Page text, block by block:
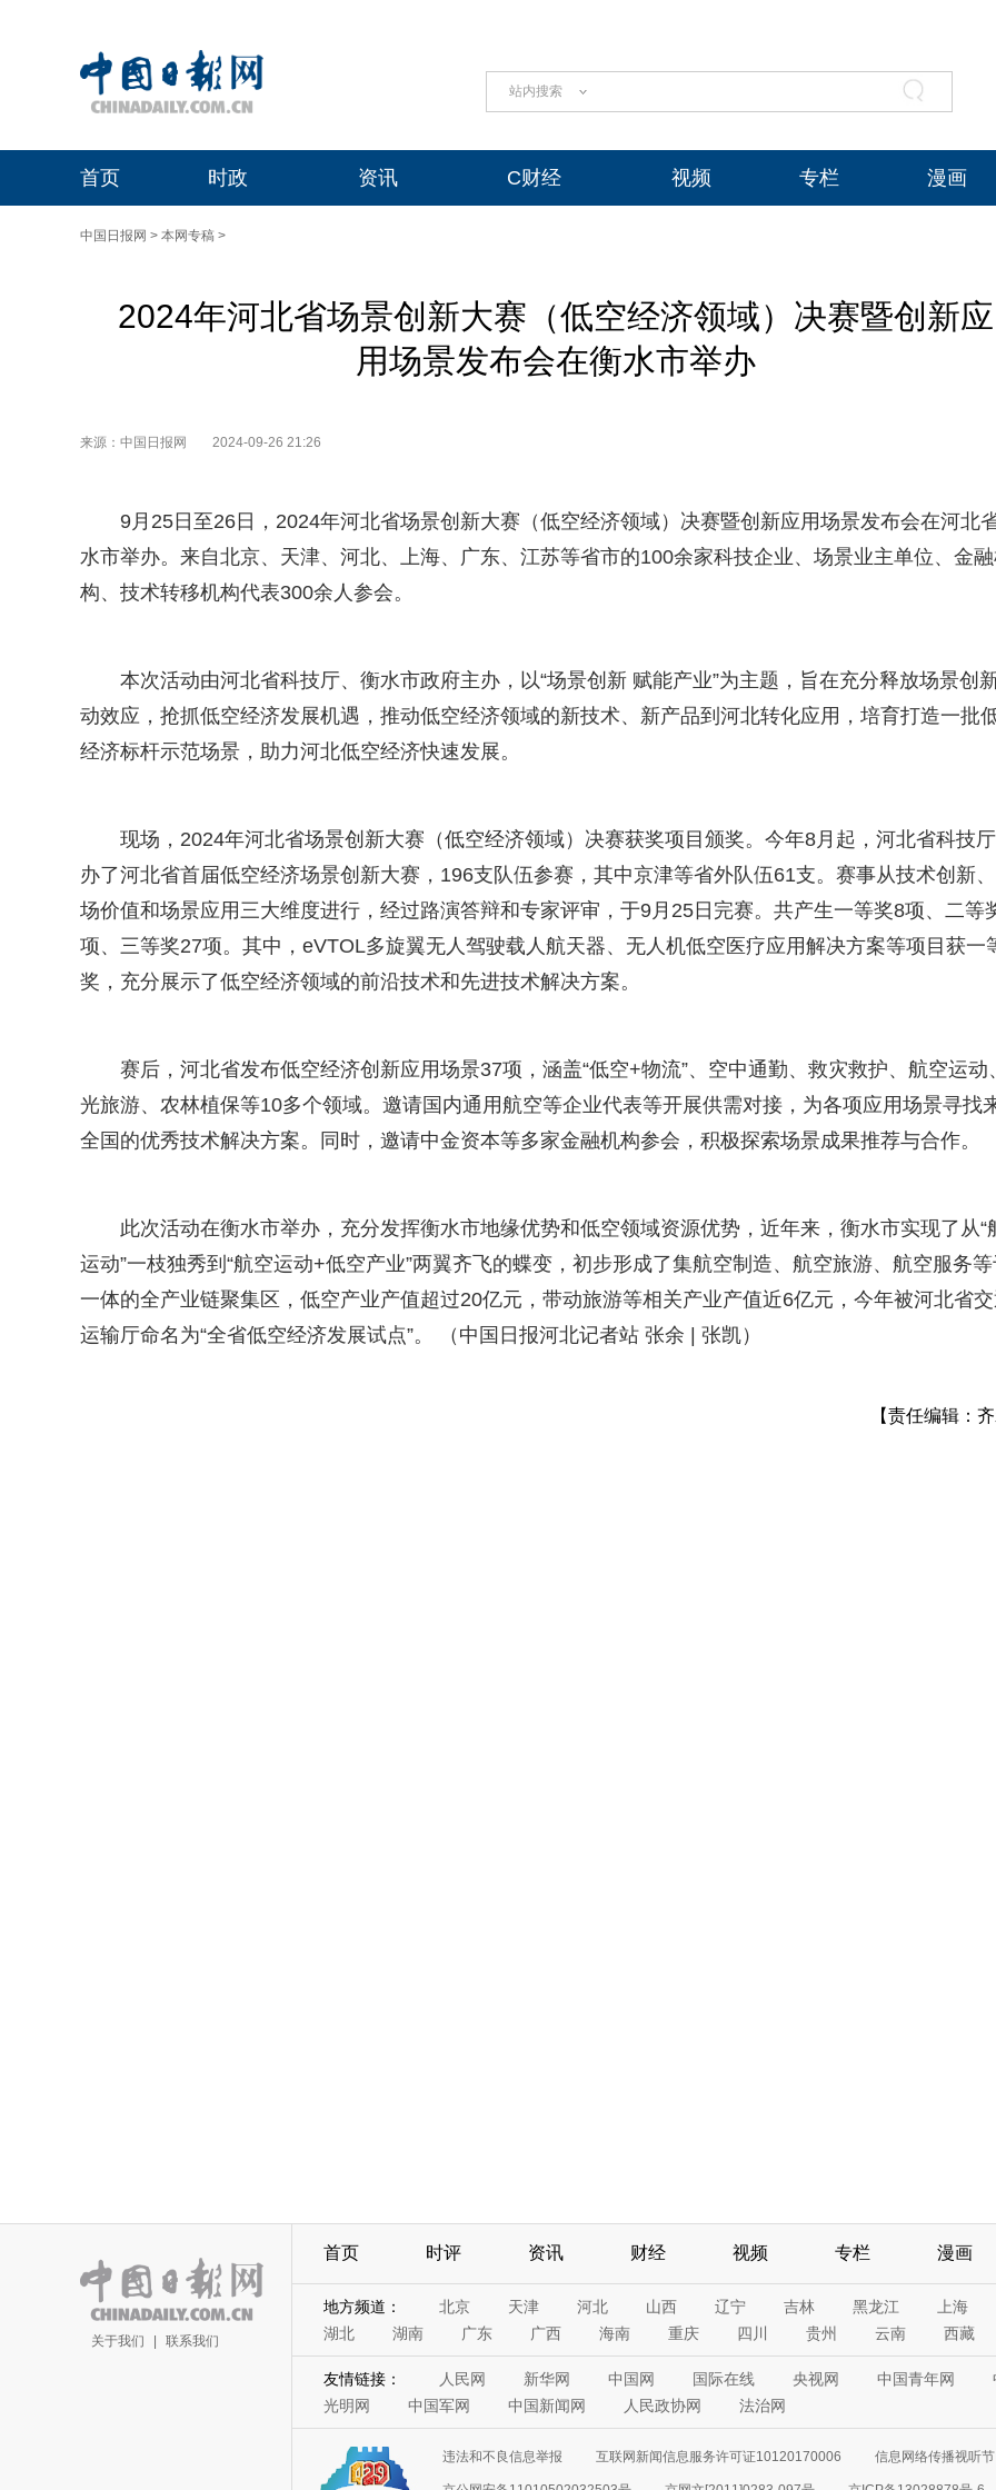
站内搜索
首页 时政 资讯 C财经 视频 专栏 漫画
中国日报网 > 本网专稿 >
2024年河北省场景创新大赛（低空经济领域）决赛暨创新应
用场景发布会在衡水市举办
来源：中国日报网 2024-09-26 21:26
9月25日至26日，2024年河北省场景创新大赛（低空经济领域）决赛暨创新应用场景发布会在河北
水市举办。来自北京、天津、河北、上海、广东、江苏等省市的100余家科技企业、场景业主单位、金
构、技术转移机构代表300余人参会。
本次活动由河北省科技厅、衡水市政府主办，以“场景创新 赋能产业”为主题，旨在充分释放场景创
动效应，抢抓低空经济发展机遇，推动低空经济领域的新技术、新产品到河北转化应用，培育打造一批
经济标杆示范场景，助力河北低空经济快速发展。
现场，2024年河北省场景创新大赛（低空经济领域）决赛获奖项目颁奖。今年8月起，河北省科技
办了河北省首届低空经济场景创新大赛，196支队伍参赛，其中京津等省外队伍61支。赛事从技术创新
场价值和场景应用三大维度进行，经过路演答辩和专家评审，于9月25日完赛。共产生一等奖8项、二等
项、三等奖27项。其中，eVTOL多旋翼无人驾驶载人航天器、无人机低空医疗应用解决方案等项目获一
奖，充分展示了低空经济领域的前沿技术和先进技术解决方案。
赛后，河北省发布低空经济创新应用场景37项，涵盖“低空+物流”、空中通勤、救灾救护、航空运动
光旅游、农林植保等10多个领域。邀请国内通用航空等企业代表等开展供需对接，为各项应用场景寻找
全国的优秀技术解决方案。同时，邀请中金资本等多家金融机构参会，积极探索场景成果推荐与合作。
此次活动在衡水市举办，充分发挥衡水市地缘优势和低空领域资源优势，近年来，衡水市实现了从“
运动”一枝独秀到“航空运动+低空产业”两翼齐飞的蝶变，初步形成了集航空制造、航空旅游、航空服务
一体的全产业链聚集区，低空产业产值超过20亿元，带动旅游等相关产业产值近6亿元，今年被河北省
运输厅命名为“全省低空经济发展试点”。 （中国日报河北记者站 张余 | 张凯）
【责任编辑：
关于我们 | 联系我们
首页 时评 资讯 财经 视频 专栏 漫画
地方频道： 北京 天津 河北 山西 辽宁 吉林 黑龙江
上海
湖北
湖南 广东 广西 海南 重庆 四川 贵州 云南 西藏
友情链接： 人民网 新华网 中国网 国际在线 央视网 中国青年网
光明网
中国军网 中国新闻网 人民政协网 法治网
违法和不良信息举报 互联网新闻信息服务许可证10120170006 信息网络传播视听